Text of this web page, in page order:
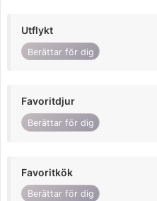
Utflykt
Berättar för dig
Favoritdjur
Berättar för dig
Favoritkök
Berättar för dig